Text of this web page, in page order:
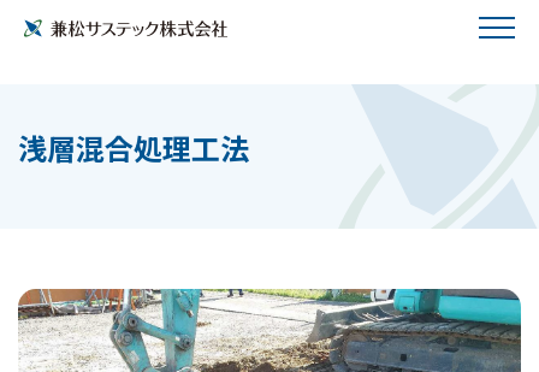
浅層混合処理工法